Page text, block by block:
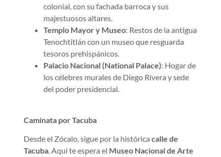
colonial, con su fachada barroca y sus
majestuosos altares.
Templo Mayor y Museo: Restos de la antigua
Tenochtitlán con un museo que resguarda
tesoros prehispánicos.
Palacio Nacional (National Palace): Hogar de
los célebres murales de Diego Rivera y sede
del poder presidencial.
Caminata por Tacuba
Desde el Zócalo, sigue por la histórica calle de
Tacuba. Aquí te espera el Museo Nacional de Arte